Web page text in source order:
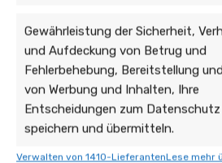
Gewährleistung der Sicherheit,
und Aufdeckung von Betrug und
Fehlerbehebung, Bereitstellung
von Werbung und Inhalten, Ihre
Entscheidungen zum Datenschutz
speichern und übermitteln.
Verwalten von 1410-LieferantenLese mehr